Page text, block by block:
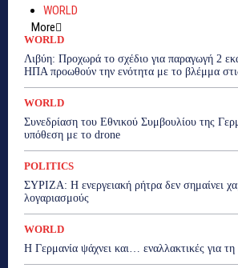
WORLD
More
WORLD
Λιβύη: Προχωρά το σχέδιο για παραγωγή 2
ΗΠΑ προωθούν την ενότητα με το βλέμμα
WORLD
Συνεδρίαση του Εθνικού Συμβουλίου της
υπόθεση με το drone
POLITICS
ΣΥΡΙΖΑ: Η ενεργειακή ρήτρα δεν σημαίνει
λογαριασμούς
WORLD
H Γερμανία ψάχνει και… εναλλακτικές για τη